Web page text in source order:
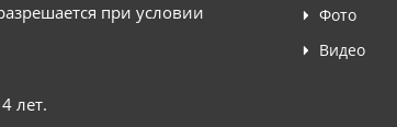
при условии
лет.
Фото
Видео